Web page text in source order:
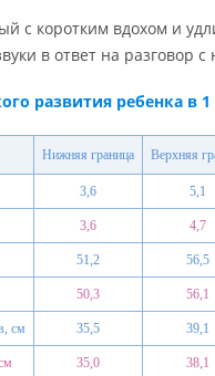
с коротким вдохом и
в ответ на разговор с
развития ребенка в
Нижняя граница Верхняя
3,6 5,1
3,6 4,7
51,2 56,5
50,3 56,1
см 35,5 39,1
35,0 38,1